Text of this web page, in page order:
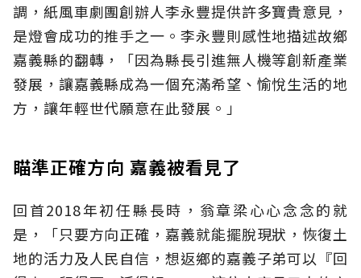
調，紙風車劇團創辦人李永豐提供許多寶貴意見，
是燈會成功的推手之一。李永豐則感性地描述故鄉
嘉義縣的翻轉，「因為縣長引進無人機等創新產業
發展，讓嘉義縣成為一個充滿希望、愉悅生活的地
方，讓年輕世代願意在此發展。」
瞄準正確方向 嘉義被看見了
回首2018年初任縣長時，翁章梁心心念念的就
是，「只要方向正確，嘉義就能擺脫現狀，恢復土
地的活力及人民自信，想返鄉的嘉義子弟可以『回